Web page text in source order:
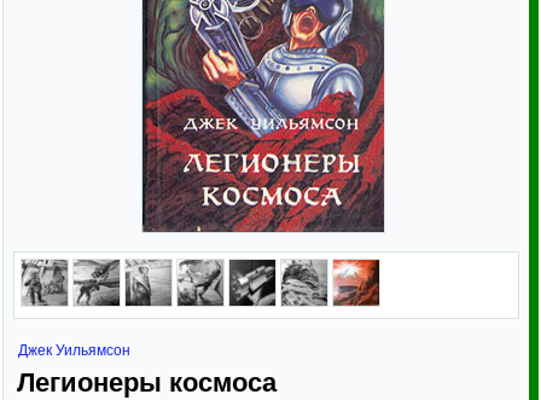
Джек Уильямсон
Легионеры космоса